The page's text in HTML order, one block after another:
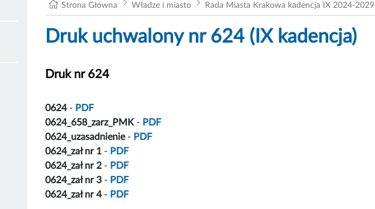
Strona Główna Władze i miasto Rada Miasta Krakowa kadencja IX 2024-2029
Druk uchwalony nr 624 (IX kadencja)
Druk nr 624
0624- PDF
0624_658_zarz_PMK - PDF
0624_uzasadnienie - PDF
0624_zał nr 1 - PDF
0624_zał nr 2 - PDF
0624_zał nr 3 - PDF
0624_zał nr 4- PDF